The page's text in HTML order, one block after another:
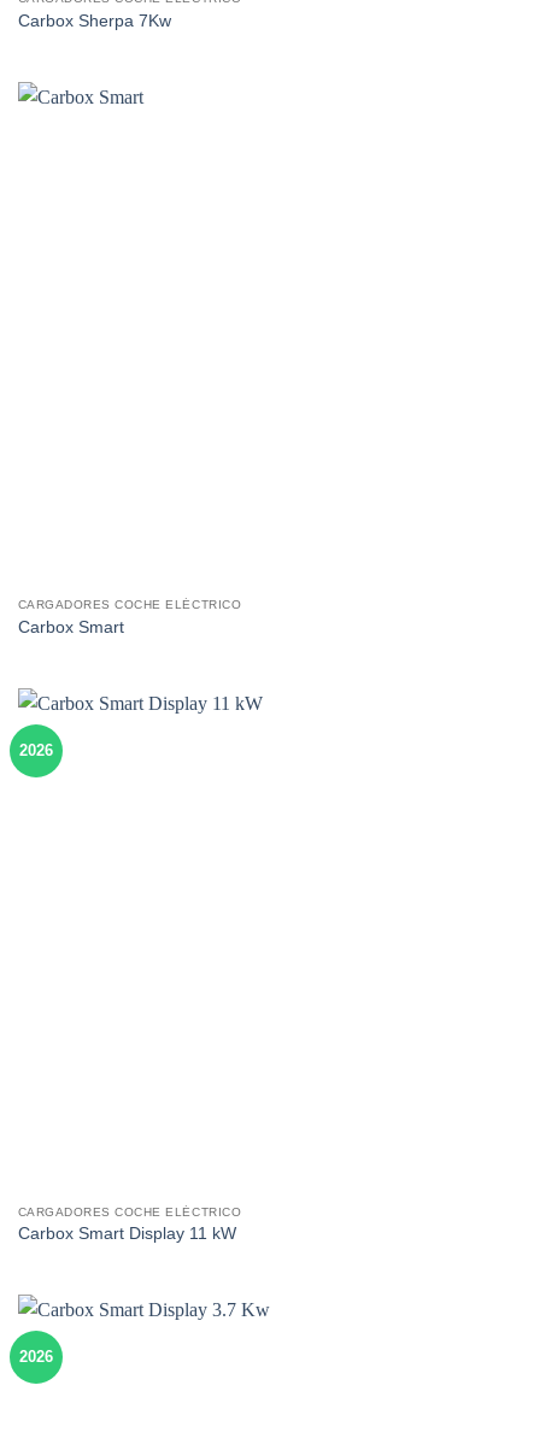
Carbox Sherpa 7Kw
CARGADORES COCHE ELÉCTRICO
Carbox Smart
2026
CARGADORES COCHE ELÉCTRICO
Carbox Smart Display 11 kW
2026